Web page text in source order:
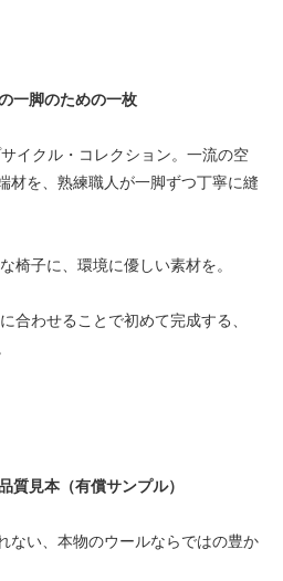
一脚のための一枚
イクル・コレクション。一流の空
材を、熟練職人が一脚ずつ丁寧に縫
椅子に、環境に優しい素材を。
合わせることで初めて完成する、
見本（有償サンプル）
ない、本物のウールならではの豊か